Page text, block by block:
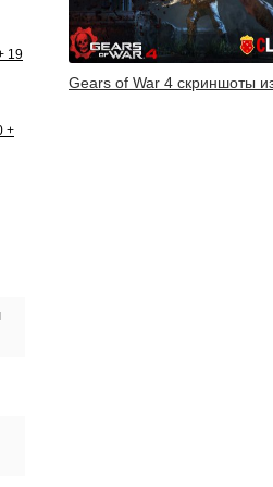
19
+
Gears of War 4 скриншоты